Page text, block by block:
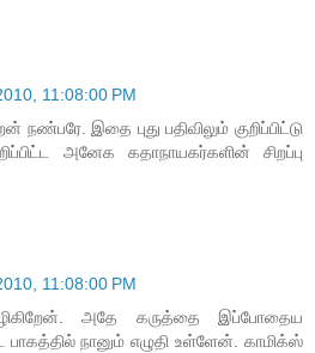
11:08:00 PM
இதை புது பதிவிலும் குறிப்பிட்டு
அனேக கதாநாயகர்களின் சிறப்பு
11:08:00 PM
அதே கருத்தை இப்போதைய
நானும் எழுதி உள்ளேன். காமிக்ஸ்